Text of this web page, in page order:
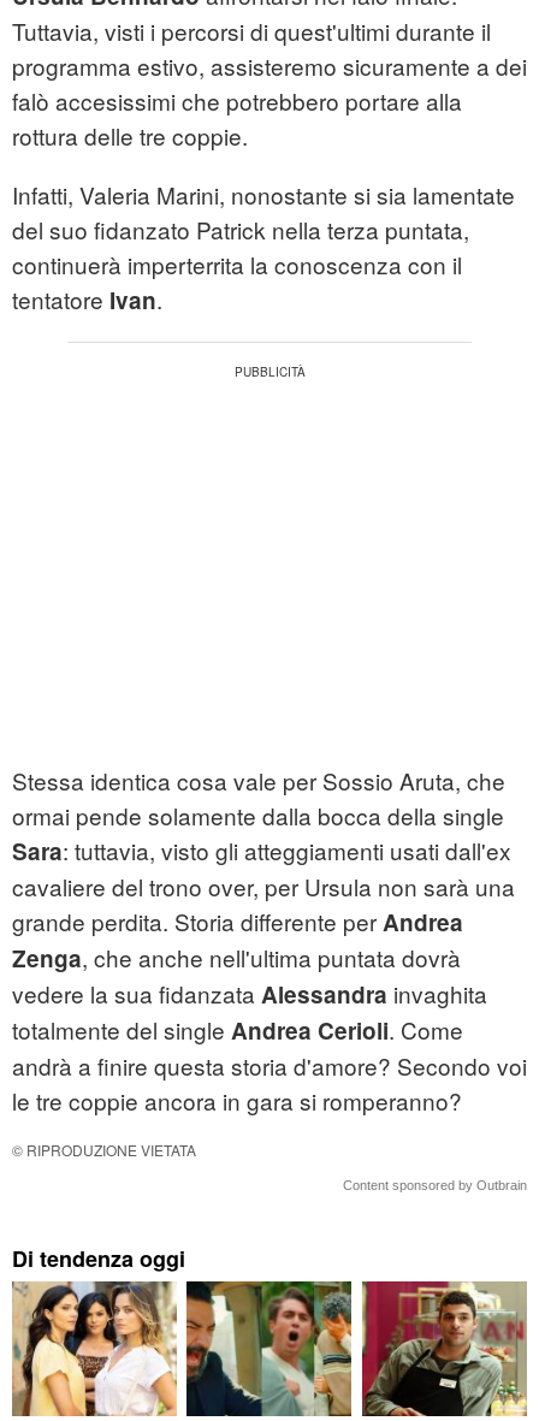
Tuttavia, visti i percorsi di quest'ultimi durante il
programma estivo, assisteremo sicuramente a dei
falò accesissimi che potrebbero portare alla
rottura delle tre coppie.
Infatti, Valeria Marini, nonostante si sia lamentate
del suo fidanzato Patrick nella terza puntata,
continuerà imperterrita la conoscenza con il
tentatore Ivan.
Stessa identica cosa vale per Sossio Aruta, che
ormai pende solamente dalla bocca della single
Sara: tuttavia, visto gli atteggiamenti usati dall'ex
cavaliere del trono over, per Ursula non sarà una
grande perdita. Storia differente perAndrea
Zenga, che anche nell'ultima puntata dovrà
vedere la sua fidanzata Alessandra invaghita
totalmente del single Andrea Cerioli. Come
andrà a finire questa storia d'amore? Secondo voi
le tre coppie ancora in gara si romperanno?
© RIPRODUZIONE VIETATA
Content sponsored by Outbrain
Di tendenza oggi